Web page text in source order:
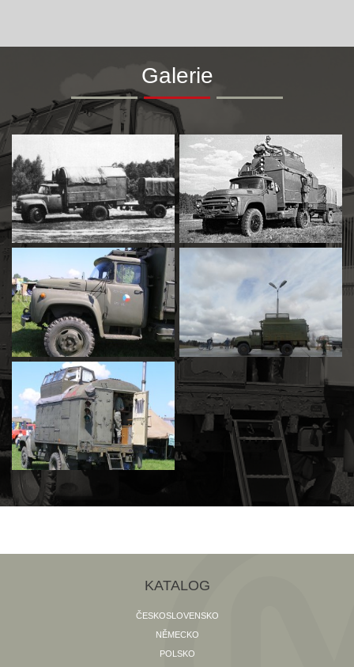
Galerie
KATALOG
ČESKOSLOVENSKO
NĚMECKO
POLSKO